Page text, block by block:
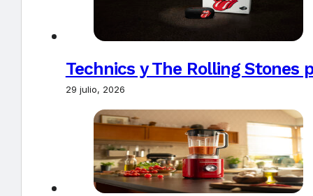
Technics y The Rolling Stones
29 julio, 2026